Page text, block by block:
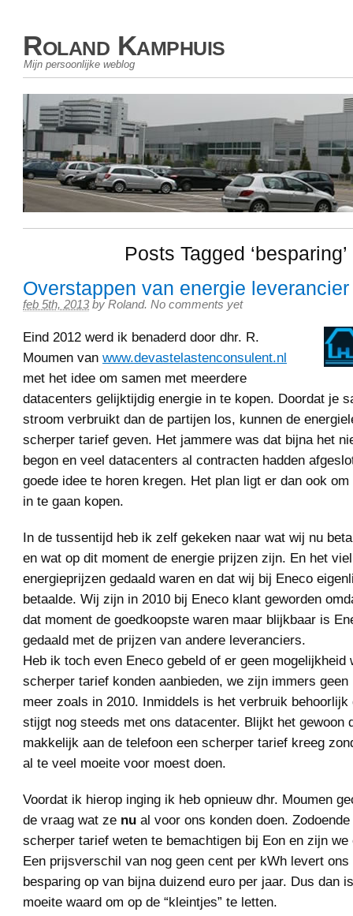
Roland Kamphuis
Mijn persoonlijke weblog
Posts Tagged ‘besparing’
Overstappen van energie leverancier
feb 5th, 2013 by Roland. No comments yet
Eind 2012 werd ik benaderd door dhr. R.
Moumen van www.devastelastenconsulent.nl
met het idee om samen met meerdere
datacenters gelijktijdig energie in te kopen. Doordat je
stroom verbruikt dan de partijen los, kunnen de
scherper tarief geven. Het jammere was dat bijna het
begon en veel datacenters al contracten hadden
goede idee te horen kregen. Het plan ligt er dan ook
in te gaan kopen.
In de tussentijd heb ik zelf gekeken naar wat wij nu
en wat op dit moment de energie prijzen zijn. En het
energieprijzen gedaald waren en dat wij bij Eneco
betaalde. Wij zijn in 2010 bij Eneco klant geworden
dat moment de goedkoopste waren maar blijkbaar is
gedaald met de prijzen van andere leveranciers.
Heb ik toch even Eneco gebeld of er geen mogelijkheid
scherper tarief konden aanbieden, we zijn immers
meer zoals in 2010. Inmiddels is het verbruik behoorlijk
stijgt nog steeds met ons datacenter. Blijkt het gewoon
makkelijk aan de telefoon een scherper tarief kreeg
al te veel moeite voor moest doen.
Voordat ik hierop inging ik heb opnieuw dhr. Moumen
de vraag wat ze nu al voor ons konden doen.
scherper tarief weten te bemachtigen bij Eon en zijn we
Een prijsverschil van nog geen cent per kWh levert ons
besparing op van bijna duizend euro per jaar. Dus dan
moeite waard om op de “kleintjes” te letten.